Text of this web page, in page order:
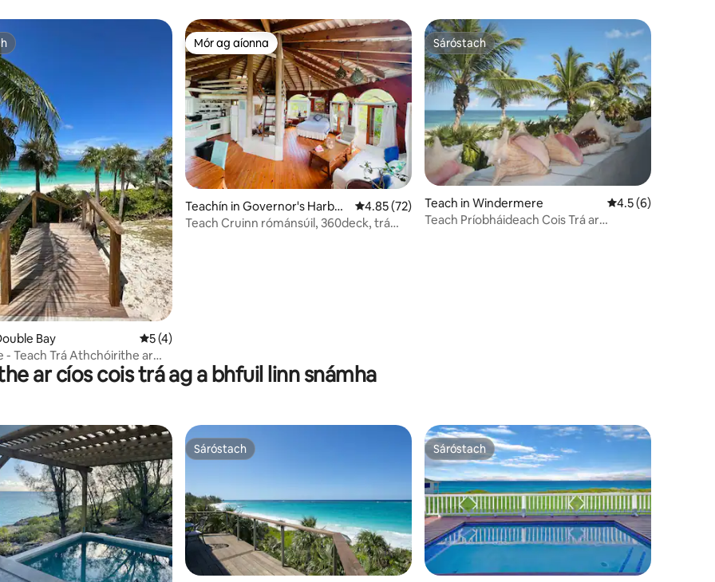
léirmheas
Bay Meánrátáil 5 as 5, 4 léirmheas
5 (4)
- Teach Trá Athchóirithe ar
Mór ag aíonna
Mór ag aíonna
Teachín in Governor's Harbou
r
Meánrátáil 4.85 as 5, 72 léirmheas
4.85 (72)
Teach Cruinn rómánsúil, 360deck, trá
Sáróstach
Sáróstach
Teach in Windermere Meánrátáil 4.5 as
4.5 (6)
Teach Príobháideach Cois Trá ar
ar cíos cois trá ag a bhfuil linn snámha
Sáróstach
Sáróstach Sáróstach
Sáróstach